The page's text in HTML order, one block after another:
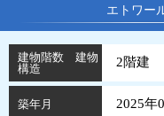
エトワー
建物階数 建物
構造
2階建
築年月 2025年